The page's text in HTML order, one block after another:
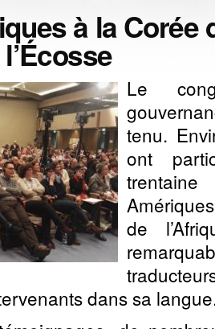
à la Corée
Le
tenu.
ont
de
dans sa